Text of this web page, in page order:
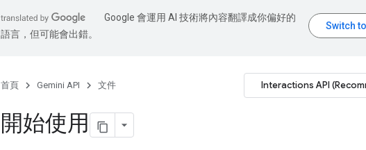
Google 會運用 AI 技術將內容翻譯成你偏好的
語言，但可能會出錯。
首頁 Gemini API 文件 Interactions API
開始使用